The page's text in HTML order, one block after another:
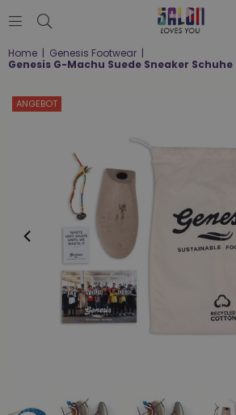
LOVES
YOU
Home | Genesis Footwear |
Genesis G-Machu Suede Sneaker
ANGEBOT